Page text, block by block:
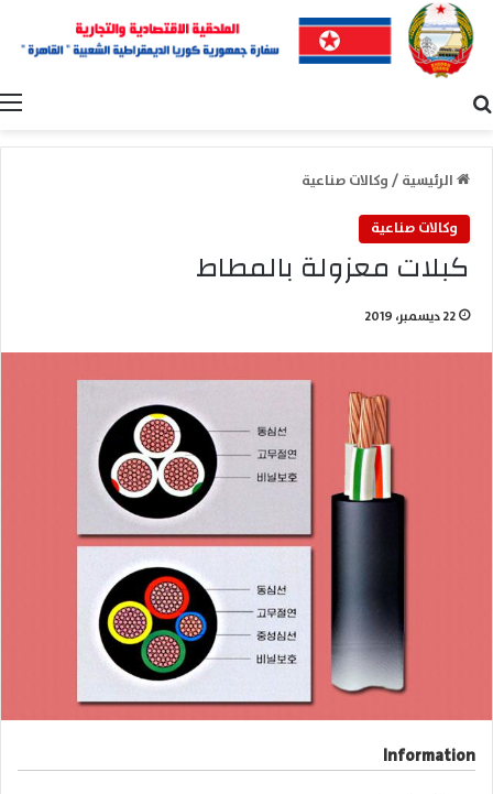
الرئيسية/وكالات صناعية
وكالات صناعية
كبلات معزولة بالمطاط
22 ديسمبر، 2019
Information